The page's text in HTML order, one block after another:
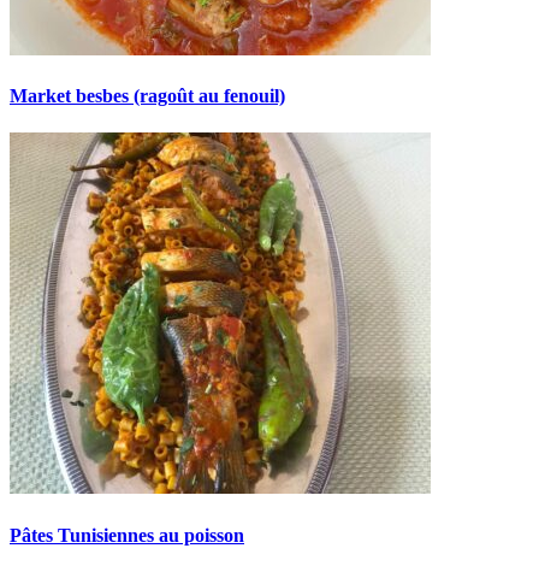
Market besbes (ragoût au fenouil)
Pâtes Tunisiennes au poisson